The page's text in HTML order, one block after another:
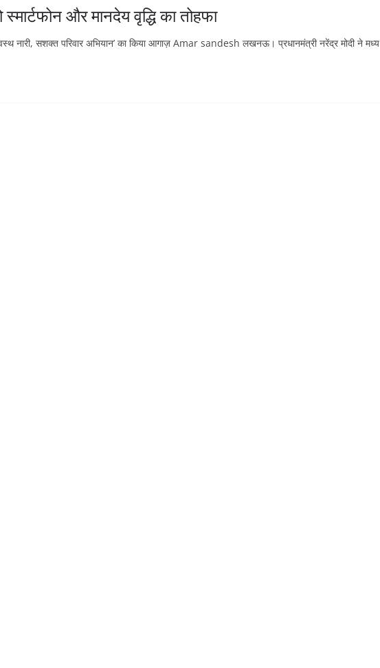
और मानदेय वृद्धि का तोहफा
नारी, सशक्त परिवार अभियान’ का किया आगाज़ Amar sandesh लखनऊ। प्रधानमंत्री नरेंद्र मोदी ने मध्य